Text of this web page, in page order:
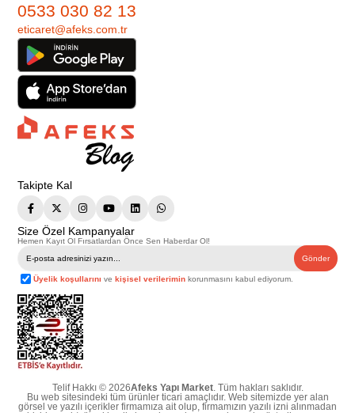
0533 030 82 13
eticaret@afeks.com.tr
Takipte Kal
Size Özel Kampanyalar
Hemen Kayıt Ol Fırsatlardan Önce Sen Haberdar Ol!
Gönder
Üyelik koşullarını vekişisel verilerimin korunmasını kabul ediyorum.
Telif Hakkı © 2026Afeks Yapı Market. Tüm hakları saklıdır.
Bu web sitesindeki tüm ürünler ticari amaçlıdır. Web sitemizde yer alan
görsel ve yazılı içerikler firmamıza ait olup, firmamızın yazılı izni alınmadan